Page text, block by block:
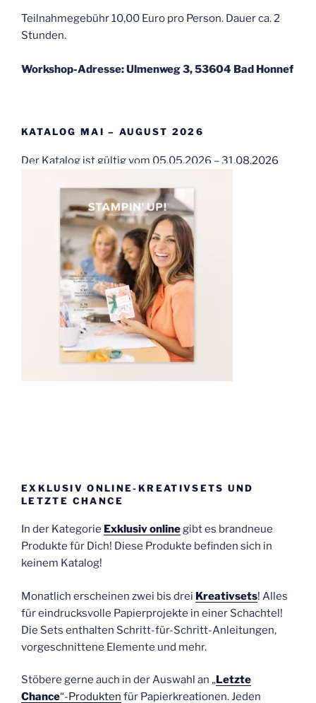
Teilnahmegebühr 10,00 Euro pro Person. Dauer ca. 2
Stunden.
Workshop-Adresse: Ulmenweg 3, 53604 Bad Honnef
KATALOG MAI – AUGUST 2026
Der Katalog ist gültig vom 05.05.2026 – 31.08.2026
EXKLUSIV ONLINE-KREATIVSETS UND
LETZTE CHANCE
In der Kategorie Exklusiv onlinegibt es brandneue
Produkte für Dich! Diese Produkte befinden sich in
keinem Katalog!
Monatlich erscheinen zwei bis drei Kreativsets! Alles
für eindrucksvolle Papierprojekte in einer Schachtel!
Die Sets enthalten Schritt-für-Schritt-Anleitungen,
vorgeschnittene Elemente und mehr.
Stöbere gerne auch in der Auswahl an „Letzte
Chance“-Produkten für Papierkreationen. Jeden